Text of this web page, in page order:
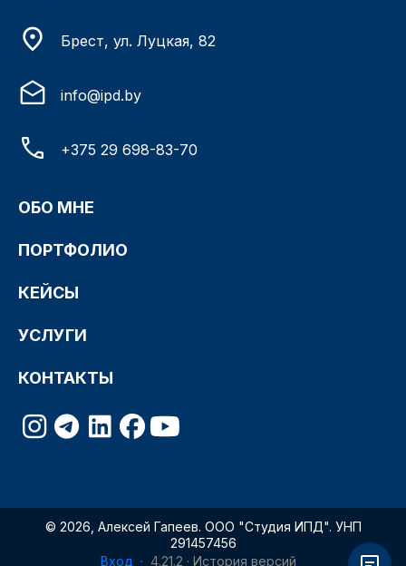
Брест, ул. Луцкая, 82
info@ipd.by
+375 29 698-83-70
ОБО МНЕ
ПОРТФОЛИО
КЕЙСЫ
УСЛУГИ
КОНТАКТЫ
© 2026, Алексей Гапеев. ООО "Студия ИПД". УНП
291457456
Вход · 4.21.2 · История версий